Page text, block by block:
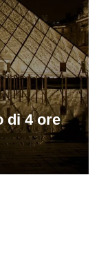
di 4 ore